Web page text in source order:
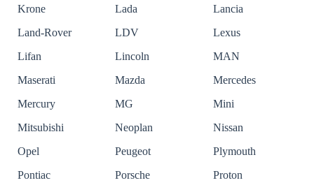
Krone
Lada
Lancia
Land-Rover
LDV
Lexus
Lifan
Lincoln
MAN
Maserati
Mazda
Mercedes
Mercury
MG
Mini
Mitsubishi
Neoplan
Nissan
Opel
Peugeot
Plymouth
Pontiac
Porsche
Proton